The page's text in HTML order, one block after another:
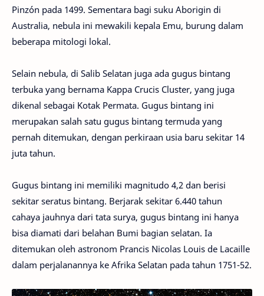
Pinzón pada 1499. Sementara bagi suku Aborigin di
Australia, nebula ini mewakili kepala Emu, burung dalam
beberapa mitologi lokal.
Selain nebula, di Salib Selatan juga ada gugus bintang
terbuka yang bernama Kappa Crucis Cluster, yang juga
dikenal sebagai Kotak Permata. Gugus bintang ini
merupakan salah satu gugus bintang termuda yang
pernah ditemukan, dengan perkiraan usia baru sekitar 14
juta tahun.
Gugus bintang ini memiliki magnitudo 4,2 dan berisi
sekitar seratus bintang. Berjarak sekitar 6.440 tahun
cahaya jauhnya dari tata surya, gugus bintang ini hanya
bisa diamati dari belahan Bumi bagian selatan. Ia
ditemukan oleh astronom Prancis Nicolas Louis de Lacaille
dalam perjalanannya ke Afrika Selatan pada tahun 1751-52.